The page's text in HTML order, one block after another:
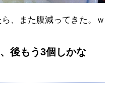
、また腹減ってきた。ｗ
後もう3個しかな